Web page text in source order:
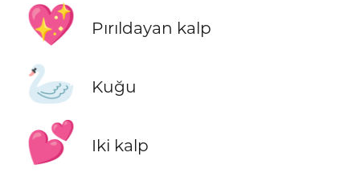
💖 Pırıldayan kalp
🦢 Kuğu
💕 Iki kalp